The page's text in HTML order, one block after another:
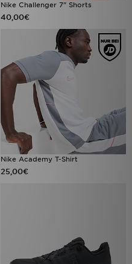
Nike Challenger 7" Shorts
40,00€
Nike Academy T-Shirt
25,00€